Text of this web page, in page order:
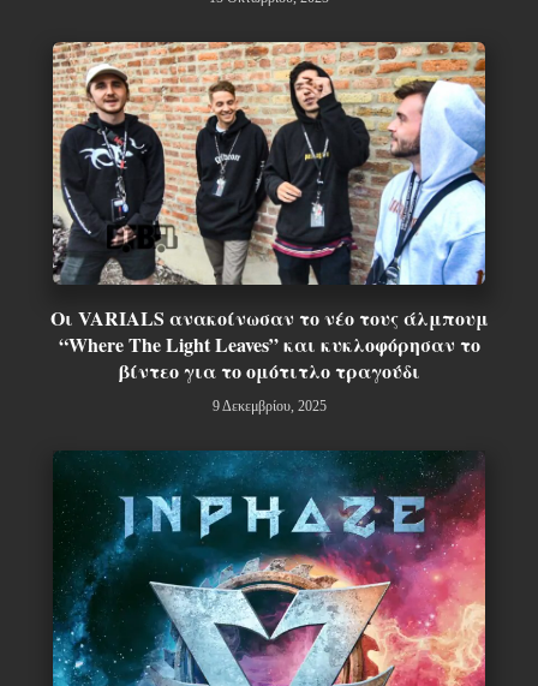
Οι VARIALS ανακοίνωσαν το νέο τους άλμπουμ
“Where The Light Leaves” και κυκλοφόρησαν το
βίντεο για το ομότιτλο τραγούδι
9 Δεκεμβρίου, 2025